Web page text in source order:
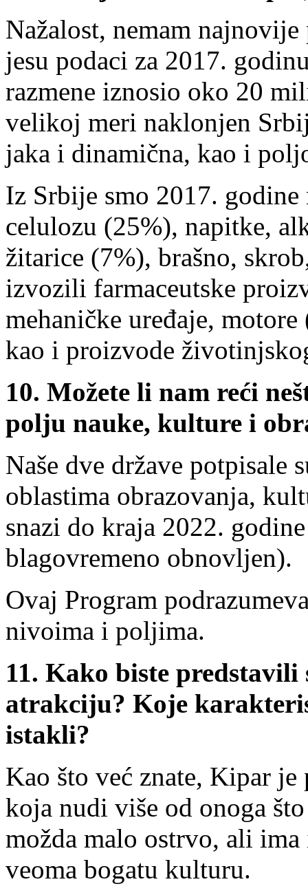
Nažalost, nemam
jesu podaci za 2017.
razmene iznosio oko 20
velikoj meri naklonjen
jaka i dinamična, kao i
Iz Srbije smo 2017.
celulozu (25%), napitke,
žitarice (7%), brašno,
izvozili farmaceutske
mehaničke uređaje,
kao i proizvode
10. Možete li nam reći
polju nauke, kulture i
Naše dve države potpisale
oblastima obrazovanja,
snazi do kraja 2022.
blagovremeno obnovljen).
Ovaj Program
nivoima i poljima.
11. Kako biste
atrakciju? Koje
istakli?
Kao što već znate, Kipar
koja nudi više od onoga
možda malo ostrvo, ali
veoma bogatu kulturu.